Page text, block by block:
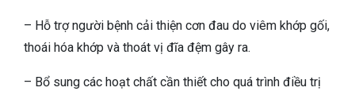
– Hỗ trợ người bệnh cải thiện cơn đau do viêm khớp gối,
thoái hóa khớp và thoát vị đĩa đệm gây ra.
– Bổ sung các hoạt chất cần thiết cho quá trình điều trị